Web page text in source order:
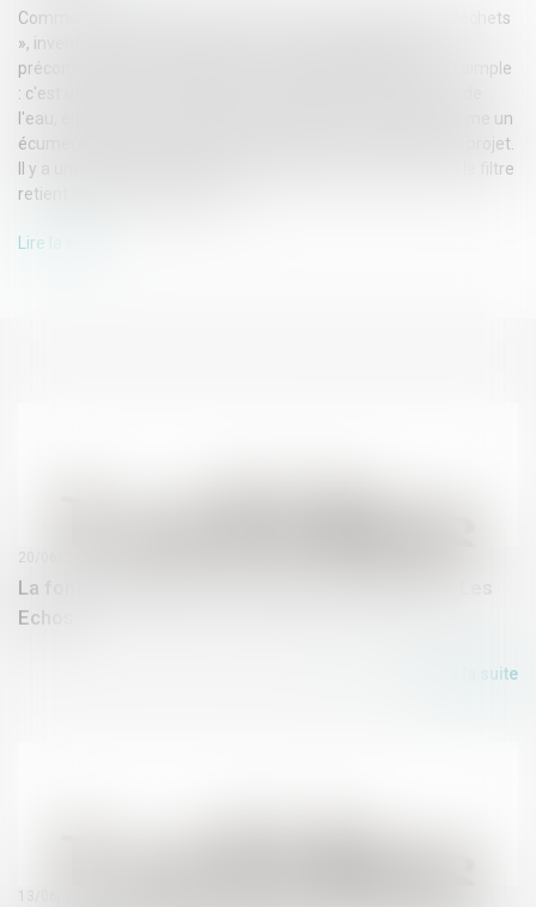
Commercialisé depuis novembre 2017, cet « aspirateur à déchets
», inventé par deux Australiens, comptabilise déjà 5.000
précommandes. Le principe de cette poubelle flottante est simple
: c'est un conteneur cylindrique, se maintenant à la surface de
l'eau, équipé d'un sac en fibres naturelles. « Ca marche comme un
écumeur de piscine, explique le responsable scientifique du projet.
Il y a une pompe en dessous pour aspirer et rejeter l'eau, et le filtre
retient les déchets capturés »...
Lire la suite
La fonte des glaces de l'Antarctique s'aggrave - Les
Echos
20/06/2018
Lire la suite
13/06/2018